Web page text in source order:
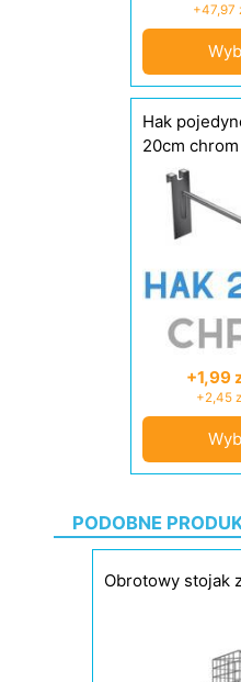
+47,97
Hak
20cm chrom
+1,99
+2,45
PODOBNE
Obrotowy stojak